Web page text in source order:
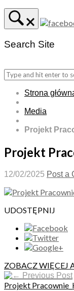
Search Site
Strona
Media
Projekt
Projekt
12/02/2025 Post a
UDOSTĘPNIJ
ZOBACZ WIĘCEJ
Previous Post
Projekt